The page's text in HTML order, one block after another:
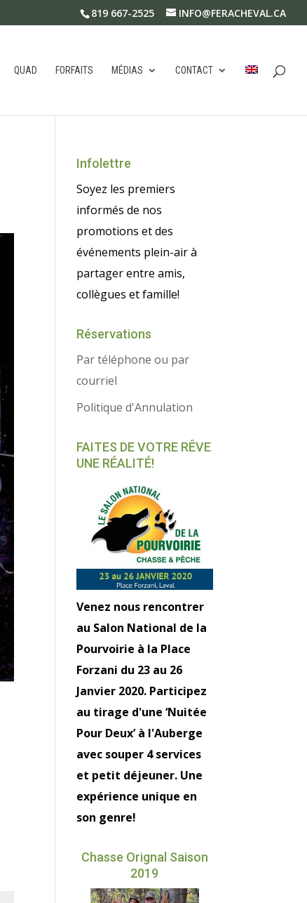
819 667-2525 INFO@FERACHEVAL.CA
QUAD FORFAITS MÉDIAS CONTACT
Infolettre
Soyez les premiers
informés de nos
promotions et des
événements plein-air à
partager entre amis,
collègues et famille!
Réservations
Par téléphone ou par
courriel
Politique d'Annulation
FAITES DE VOTRE RÊVE
UNE RÉALITÉ!
Venez nous rencontrer
au Salon National de la
Pourvoirie à la Place
Forzani du 23 au 26
Janvier 2020. Participez
au tirage d'une ‘Nuitée
Pour Deux’ à l'Auberge
avec souper 4 services
et petit déjeuner. Une
expérience unique en
son genre!
Chasse Orignal Saison
2019